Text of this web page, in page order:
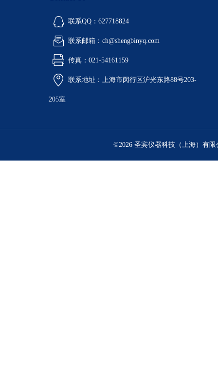
联系QQ：627718824
联系邮箱：ch@shengbinyq.com
传真：021-54161159
联系地址：上海市闵行区沪光东路88号203-
205室
©2026 圣宾仪器科技（上海）有